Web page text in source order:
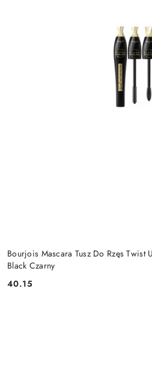
Bourjois Mascara Tusz Do Rzęs Twist
Black Czarny
Cena:
40.15